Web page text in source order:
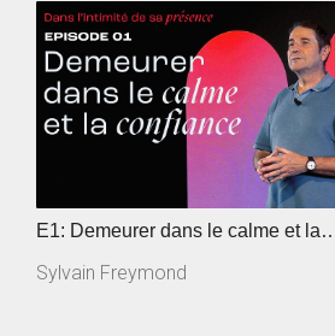
E1: Demeurer dans le calme et la
Sylvain Freymond